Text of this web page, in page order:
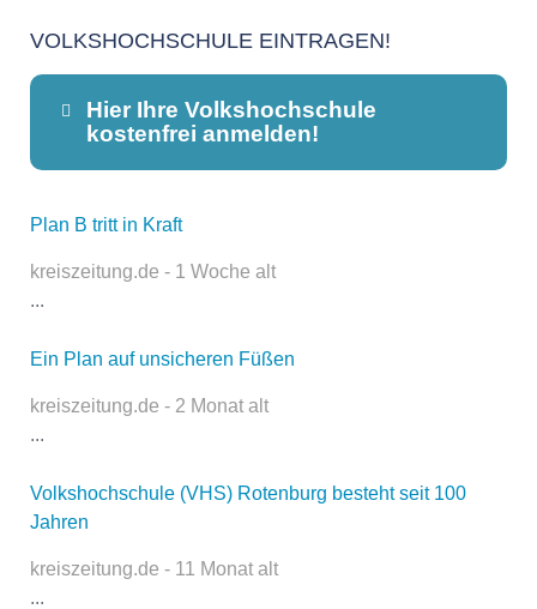
VOLKSHOCHSCHULE EINTRAGEN!
Hier Ihre Volkshochschule
kostenfrei anmelden!
Dieser Teil dient lediglich zur
öffentlich sichtbar.
E-Mail*
Plan B tritt in Kraft
kreiszeitung.de - 1 Woche alt
...
Ein Plan auf unsicheren Füßen
kreiszeitung.de - 2 Monat alt
...
Volkshochschule (VHS) Rotenburg besteht seit 100
Jahren
kreiszeitung.de - 11 Monat alt
...